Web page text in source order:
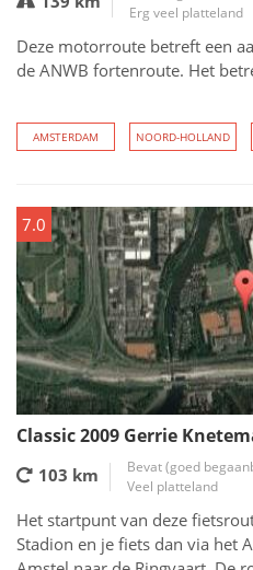
Erg veel platteland
Deze motorroute betreft een
de ANWB fortenroute. Het
AMSTERDAM NOORD-HOLLAND
7.0
Classic 2009 Gerrie
103 km
Bevat (goed
Veel platteland
Het startpunt van deze
Stadion en je fiets dan via het